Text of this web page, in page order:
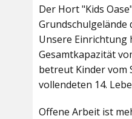
Der Hort "Kids
Grundschulgelände
Unsere Einrichtung
Gesamtkapazität
betreut Kinder vom
vollendeten 14.
Offene Arbeit ist